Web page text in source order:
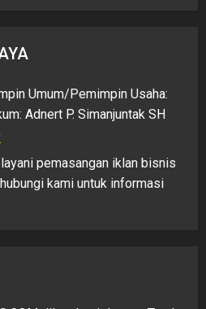
Umum/Pemimpin Usaha:
Adnert P. Simanjuntak SH
pemasangan iklan bisnis
kami untuk informasi